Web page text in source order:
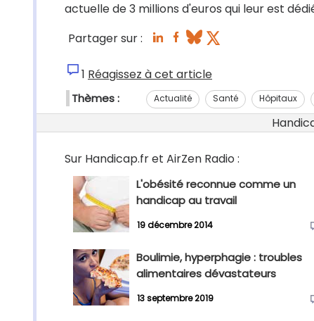
actuelle de 3 millions d'euros qui leur est
Partager sur :
1 Réagissez à cet article
Thèmes : Actualité Santé Hôpitaux
Sur Handicap.fr et AirZen Radio :
L'obésité reconnue comme un
handicap au travail
19 décembre 2014
Boulimie, hyperphagie : troubles
alimentaires dévastateurs
13 septembre 2019